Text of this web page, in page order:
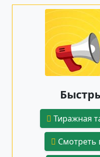
Тиражная
Смотреть